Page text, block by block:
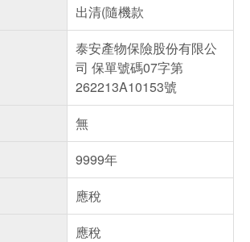
出清(隨機款
泰安產物保險股份有限公
司 保單號碼07字第
262213A10153號
無
9999年
應稅
應稅